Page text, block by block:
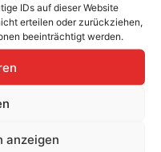
IDs auf dieser Website
erteilen oder zurückziehen,
beeinträchtigt werden.
anzeigen
NV
zu Turm um
bis zu 5m